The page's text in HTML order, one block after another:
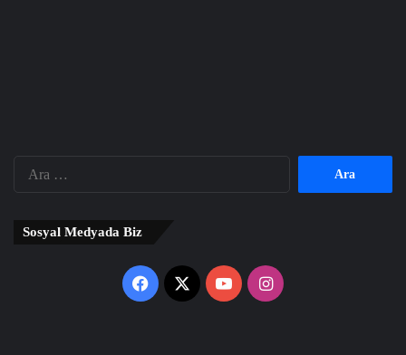
Sosyal Medyada Biz
Facebook
X YouTubeInstagram